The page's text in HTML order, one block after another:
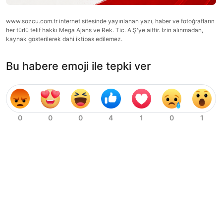
www.sozcu.com.tr internet sitesinde yayınlanan yazı, haber ve fotoğrafların
her türlü telif hakkı Mega Ajans ve Rek. Tic. A.Ş'ye aittir. İzin alınmadan,
kaynak gösterilerek dahi iktibas edilemez.
Bu habere emoji ile tepki ver